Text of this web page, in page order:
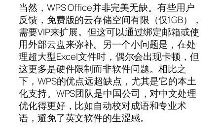
当然，WPS Office并非完美无缺。有些用户
反馈，免费版的云存储空间有限（仅1GB），
需要VIP来扩展。但这可以通过绑定邮箱或使
用外部云盘来弥补。另一个小问题是，在处
理超大型Excel文件时，偶尔会出现卡顿，但
这更多是硬件限制而非软件问题。相比之
下，WPS的优点远超缺点，尤其是它的本土
化支持。WPS团队是中国公司，对中文处理
优化得更好，比如自动校对成语和专业术
语，避免了英文软件的生涩感。